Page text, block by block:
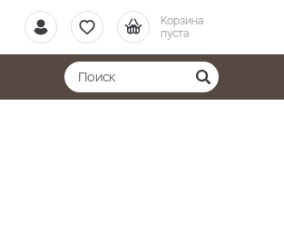
Корзина
пуста